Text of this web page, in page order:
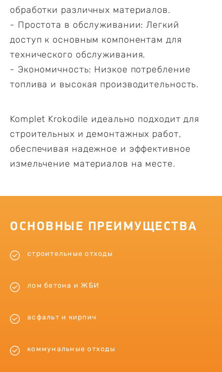
обработки различных материалов.
- Простота в обслуживании: Легкий
доступ к основным компонентам для
технического обслуживания.
- Экономичность: Низкое потребление
топлива и высокая производительность.
Komplet Krokodile идеально подходит для
строительных и демонтажных работ,
обеспечивая надежное и эффективное
измельчение материалов на месте.
ОСНОВНЫЕ ПРЕИМУЩЕСТВА
строительные отходы
лом бетона и ЖБИ
асфальт и кирпич
коммунальные отходы